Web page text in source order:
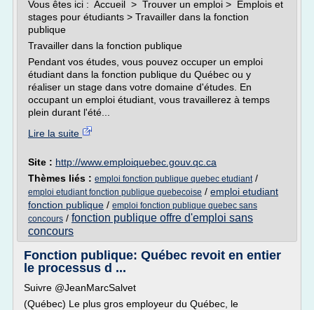
Vous êtes ici : Accueil > Trouver un emploi > Emplois et
stages pour étudiants > Travailler dans la fonction
publique
Travailler dans la fonction publique
Pendant vos études, vous pouvez occuper un emploi
étudiant dans la fonction publique du Québec ou y
réaliser un stage dans votre domaine d'études. En
occupant un emploi étudiant, vous travaillerez à temps
plein durant l'été...
Lire la suite
Site : http://www.emploiquebec.gouv.qc.ca
Thèmes liés : emploi fonction publique quebec etudiant/
emploi etudiant fonction publique quebecoise / emploi etudiant
fonction publique / emploi fonction publique quebec sans
concours / fonction publique offre d'emploi sans
concours
Fonction publique: Québec revoit en entier
le processus d ...
Suivre @JeanMarcSalvet
(Québec) Le plus gros employeur du Québec, le